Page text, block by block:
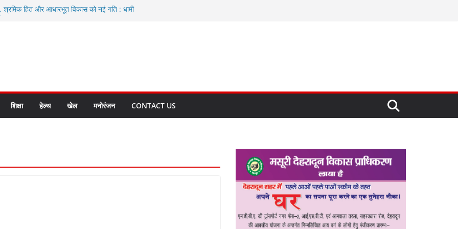
श्रमिक हित और आधारभूत विकास को नई गति : धामी
रहें अधिकारी: सीईओ
योजनाओं के लिए 80 करोड़ रुपए
वर्षा की संभावना, अलर्ट!
शिक्षा हेल्थ खेल मनोरंजन CONTACT US